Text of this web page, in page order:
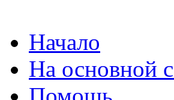
Начало
На основной